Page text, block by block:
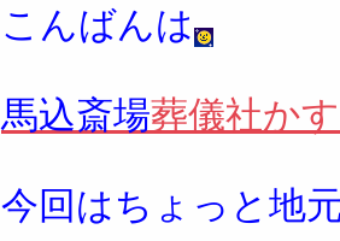
こんばんは
馬込斎場葬儀社か
今回はちょっと地